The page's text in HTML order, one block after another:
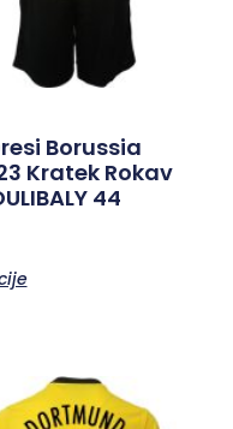
Borussia
Kratek Rokav
44